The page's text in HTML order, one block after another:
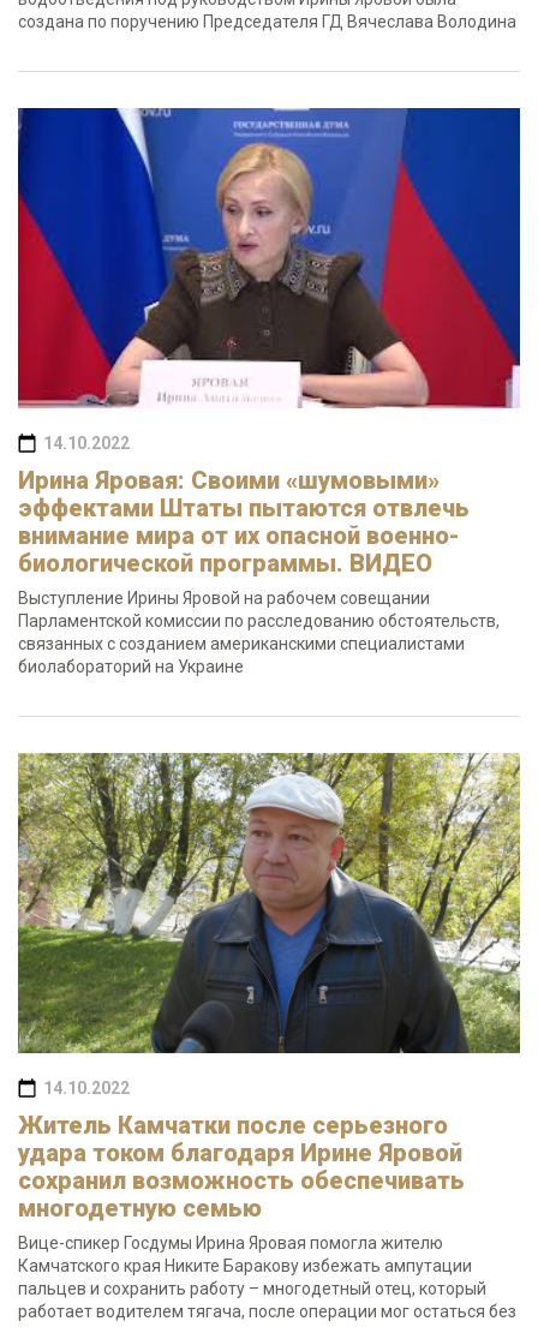
создана по поручению Председателя ГД Вячеслава Володина
14.10.2022
Ирина Яровая: Своими «шумовыми»
эффектами Штаты пытаются отвлечь
внимание мира от их опасной военно-
биологической программы. ВИДЕО
Выступление Ирины Яровой на рабочем совещании
Парламентской комиссии по расследованию обстоятельств,
связанных с созданием американскими специалистами
биолабораторий на Украине
14.10.2022
Житель Камчатки после серьезного
удара током благодаря Ирине Яровой
сохранил возможность обеспечивать
многодетную семью
Вице-спикер Госдумы Ирина Яровая помогла жителю
Камчатского края Никите Баракову избежать ампутации
пальцев и сохранить работу – многодетный отец, который
работает водителем тягача, после операции мог остаться без